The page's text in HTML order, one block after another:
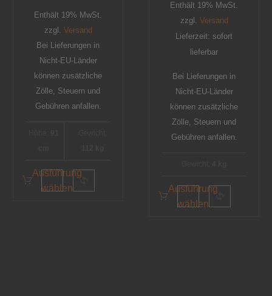
Enthält 19% MwSt.
zzgl. Versand
Bei Lieferungen in
Nicht-EU-Länder
können zusätzliche
Zölle, Steuern und
Gebühren anfallen.
Ausführung
wählen
Enthält 19% MwSt.
zzgl. Versand
Lieferzeit: sofort
lieferbar
Bei Lieferungen in
Nicht-EU-Länder
können zusätzliche
Zölle, Steuern und
Gebühren anfallen.
Ausführung
wählen